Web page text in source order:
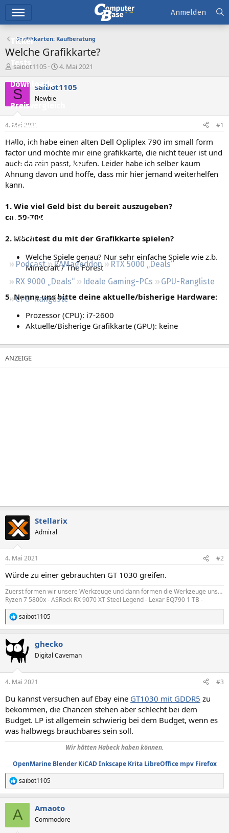
Ticker
Tests
Downloads
Preisvergleich
Forum
Aktuelles
Empfohlene Inhalte
Neue Beiträge
Leserartikel
Regeln
Podcast RAMageddon
RTX 5000 „Deals“
RX 9000 „Deals“
Ideale Gaming-PCs
GPU-Rangliste
CPU-Rangliste
Anmelden
Grafikkarten: Kaufberatung
Welche Grafikkarte?
E
s
t
e
l
e
r
saibot1105
E
s
t
a
m
4. Mai 2021
S saibot1105
Newbie
4. Mai 2021 #1
Hallo, ich habe einen alten Dell Opliplex 790 im small form
factor und möchte mir eine grafikkarte, die nicht teuer ist und
auch da rein passt, kaufen. Leider habe ich selber kaum
Ahnung davon und hoffe, dass mir hier jemand weiterhelfen
kann.
1. Wie viel Geld bist du bereit auszugeben?
ca. 50-70€
2. Möchtest du mit der Grafikkarte spielen?
Welche Spiele genau? Nur sehr einfache Spiele wie z.b.
Minecraft / The Forest
5. Nenne uns bitte deine aktuelle/bisherige Hardware:
Prozessor (CPU): i7-2600
Aktuelle/Bisherige Grafikkarte (GPU): keine
Stellarix
Admiral
4. Mai 2021 #2
Würde zu einer gebrauchten GT 1030 greifen.
Zuerst formen wir unsere Werkzeuge und dann formen die Werkzeuge uns…
Ryzen 7 5800x - ASRock RX 9070 XT Steel Legend - Lexar EQ790 1 TB -
R
e
k
t
e
:
saibot1105
ghecko
Digital Caveman
4. Mai 2021 #3
Du kannst versuchen auf Ebay eine GT1030 mit GDDR5 zu
bekommen, die Chancen stehen aber schlecht bei dem
Budget. LP ist allgemein schwierig bei dem Budget, wenn es
was halbwegs brauchbares sein soll.
Wir hätten Habeck haben können.
OpenMarine Blender KiCAD Inkscape Krita LibreOffice mpv Firefox
R
e
saibot1105
A Amaoto
Commodore